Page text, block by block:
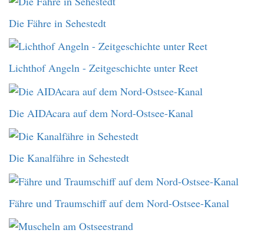
Die Fähre in Sehestedt
Lichthof Angeln - Zeitgeschichte unter Reet
Die AIDAcara auf dem Nord-Ostsee-Kanal
Die Kanalfähre in Sehestedt
Fähre und Traumschiff auf dem Nord-Ostsee-Kanal